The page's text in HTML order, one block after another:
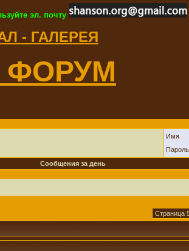
эл. почту
- ГАЛЕРЕЯ
ФОРУМ
Имя
Пароль
Сообщения за день
Страница